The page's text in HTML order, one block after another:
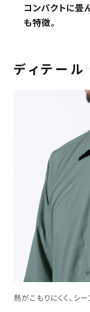
コンパクトに畳
も特徴。
ディテール
熱がこもりにくく、シ